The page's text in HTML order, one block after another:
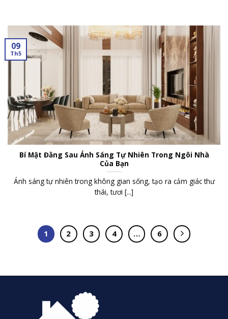
Bí Mật Đằng Sau Ánh Sáng Tự Nhiên Trong Ngôi Nhà
Của Bạn
Ánh sáng tự nhiên trong không gian sống, tạo ra cảm giác thư
thái, tươi [...]
09
Th5
1 2 3 4 … 6